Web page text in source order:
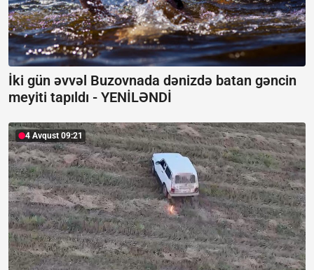
İki gün əvvəl Buzovnada dənizdə batan gəncin
meyiti tapıldı - YENİLƏNDİ
4 Avqust 09:21